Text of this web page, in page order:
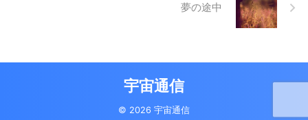
夢の途中
宇宙通信
© 2026 宇宙通信